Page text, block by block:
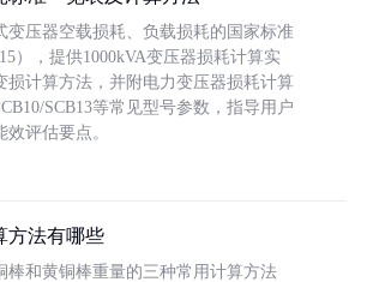
变压器空载损耗、负载损耗的国家标准
），提供1000kVA变压器损耗计算实
损计算方法，并附电力变压器损耗计算
SCB13等常见型号参数，指导用户
评估要点。
方法有哪些
棒和黄铜棒重量的三种常用计算方法